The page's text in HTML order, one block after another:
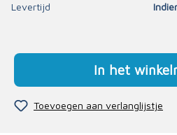
Levertijd
In het
Toevoegen aan verlanglijstje